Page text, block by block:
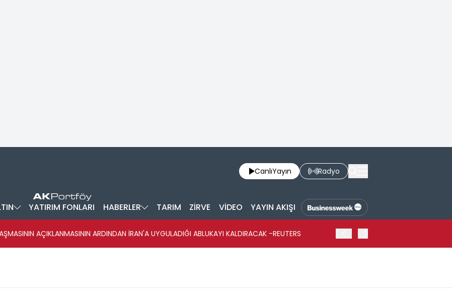
CanlıYayın Radyo
YATIRIM FONLARI HABERLER TARIM ZİRVE VİDEO YAYIN AKIŞI
AÇIKLANMASININ ARDINDAN İRAN'A UYGULADIĞI ABLUKAYI KALDIRACAK -REUTERS